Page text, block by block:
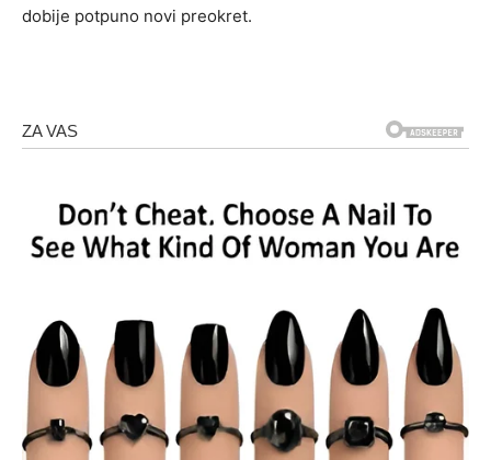
dobije potpuno novi preokret.